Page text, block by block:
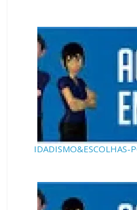
IDADISMO&ESCOLHAS-